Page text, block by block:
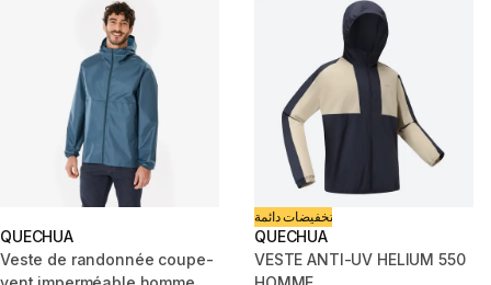
QUECHUA
Veste de randonnée coupe-
تخفيضات دائمة
QUECHUA
VESTE ANTI-UV HELIUM 550